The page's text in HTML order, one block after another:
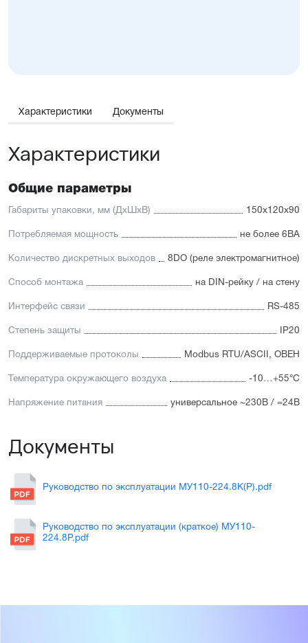
Характеристики Документы
Характеристики
Общие параметры
Габариты упаковки, мм (ДхШхВ) 150x120x90
Потребляемая мощность не более 6ВА
Количество дискретных выходов 8DO (реле электромагнитное)
Способ монтажа на DIN-рейку / на стену
Интерфейс связи RS-485
Степень защиты IP20
Поддерживаемые протоколы Modbus RTU/ASCII, ОВЕН
Температура окружающего воздуха -10…+55°С
Напряжение питания универсальное ~230В / =24В
Документы
Руководство по эксплуатации МУ110-224.8К(Р).pdf
Руководство по эксплуатации (краткое) МУ110-
224.8Р.pdf